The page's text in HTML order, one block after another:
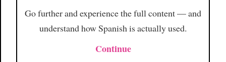
Go further and experience the full content — and
understand how Spanish is actually used.
Continue